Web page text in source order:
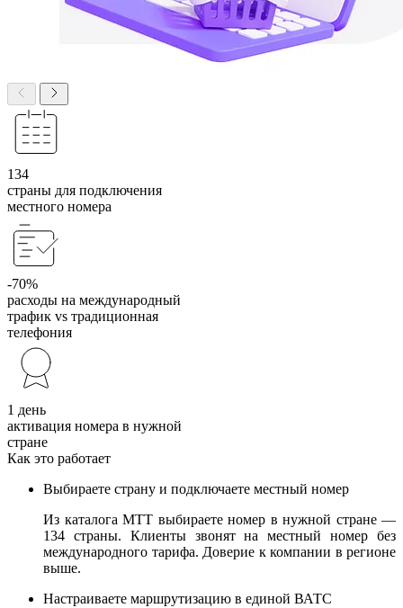
134
страны для подключения
местного номера
-70%
расходы на международный
трафик vs традиционная
телефония
1 день
активация номера в нужной
стране
Как это работает
Выбираете страну и подключаете местный номер
Из каталога МТТ выбираете номер в нужной стране —
134 страны. Клиенты звонят на местный номер без
международного тарифа. Доверие к компании в регионе
выше.
Настраиваете маршрутизацию в единой ВАТС